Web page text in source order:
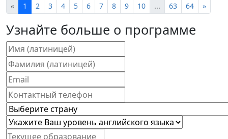
« 1 2 3 4 5 6 7 8 9 10 ... 63 64 »
Узнайте больше о программе